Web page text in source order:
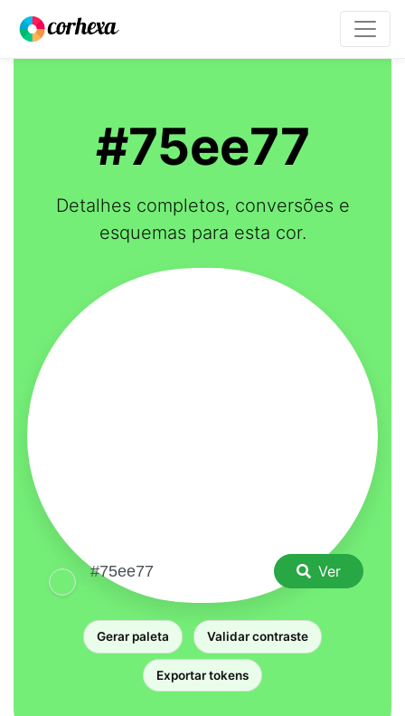
#75ee77
Detalhes completos, conversões e
esquemas para esta cor.
Ver
Gerar paleta Validar contraste
Exportar tokens